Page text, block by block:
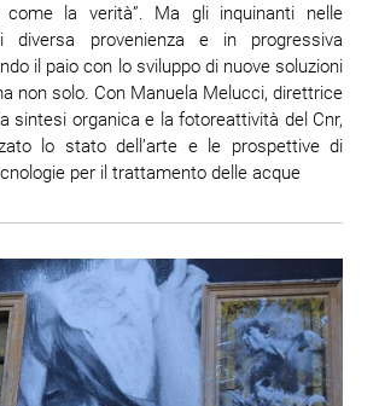
come la verità”. Ma gli inquinanti nelle
diversa provenienza e in progressiva
il paio con lo sviluppo di nuove soluzioni
non solo. Con Manuela Melucci, direttrice
sintesi organica e la fotoreattività del Cnr,
lo stato dell’arte e le prospettive di
per il trattamento delle acque